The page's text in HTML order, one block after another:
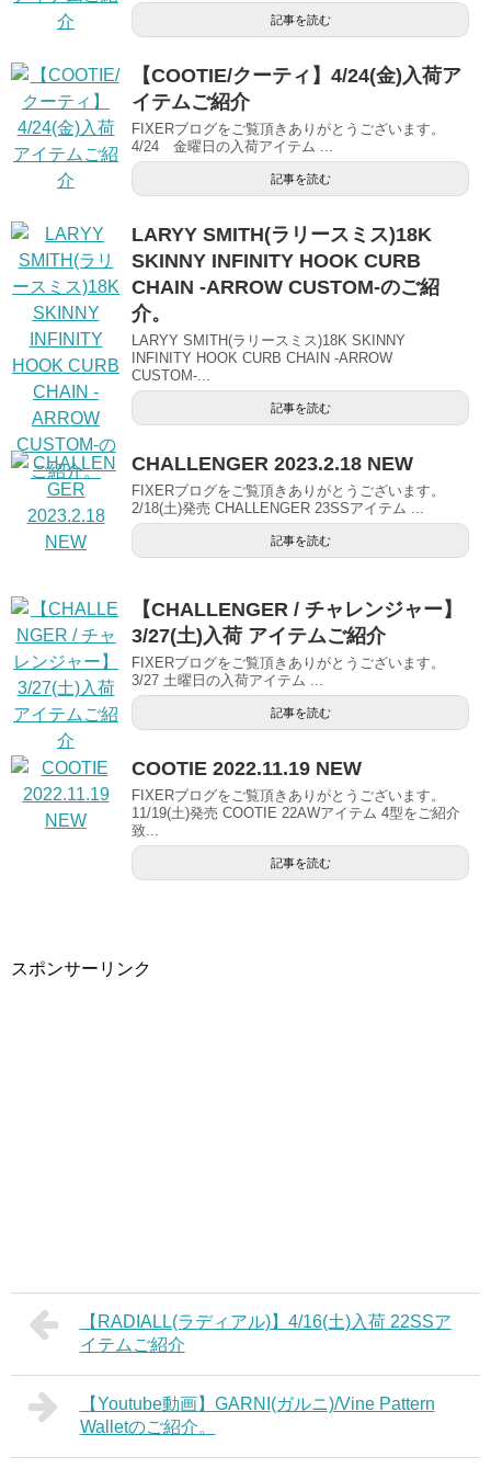
記事を読む
【COOTIE/クーティ】4/24(金)入荷ア
イテムご紹介
FIXERブログをご覧頂きありがとうございます。
4/24 金曜日の入荷アイテム ...
記事を読む
LARYY SMITH(ラリースミス)18K
SKINNY INFINITY HOOK CURB
CHAIN -ARROW CUSTOM-のご紹
介。
LARYY SMITH(ラリースミス)18K SKINNY
INFINITY HOOK CURB CHAIN -ARROW
CUSTOM-...
記事を読む
CHALLENGER 2023.2.18 NEW
FIXERブログをご覧頂きありがとうございます。
2/18(土)発売 CHALLENGER 23SSアイテム ...
記事を読む
【CHALLENGER / チャレンジャー】
3/27(土)入荷 アイテムご紹介
FIXERブログをご覧頂きありがとうございます。
3/27 土曜日の入荷アイテム ...
記事を読む
COOTIE 2022.11.19 NEW
FIXERブログをご覧頂きありがとうございます。
11/19(土)発売 COOTIE 22AWアイテム 4型をご紹介
致...
記事を読む
スポンサーリンク
【RADIALL(ラディアル)】4/16(土)入荷 22SSア
イテムご紹介
【Youtube動画】GARNI(ガルニ)/Vine Pattern
Walletのご紹介。